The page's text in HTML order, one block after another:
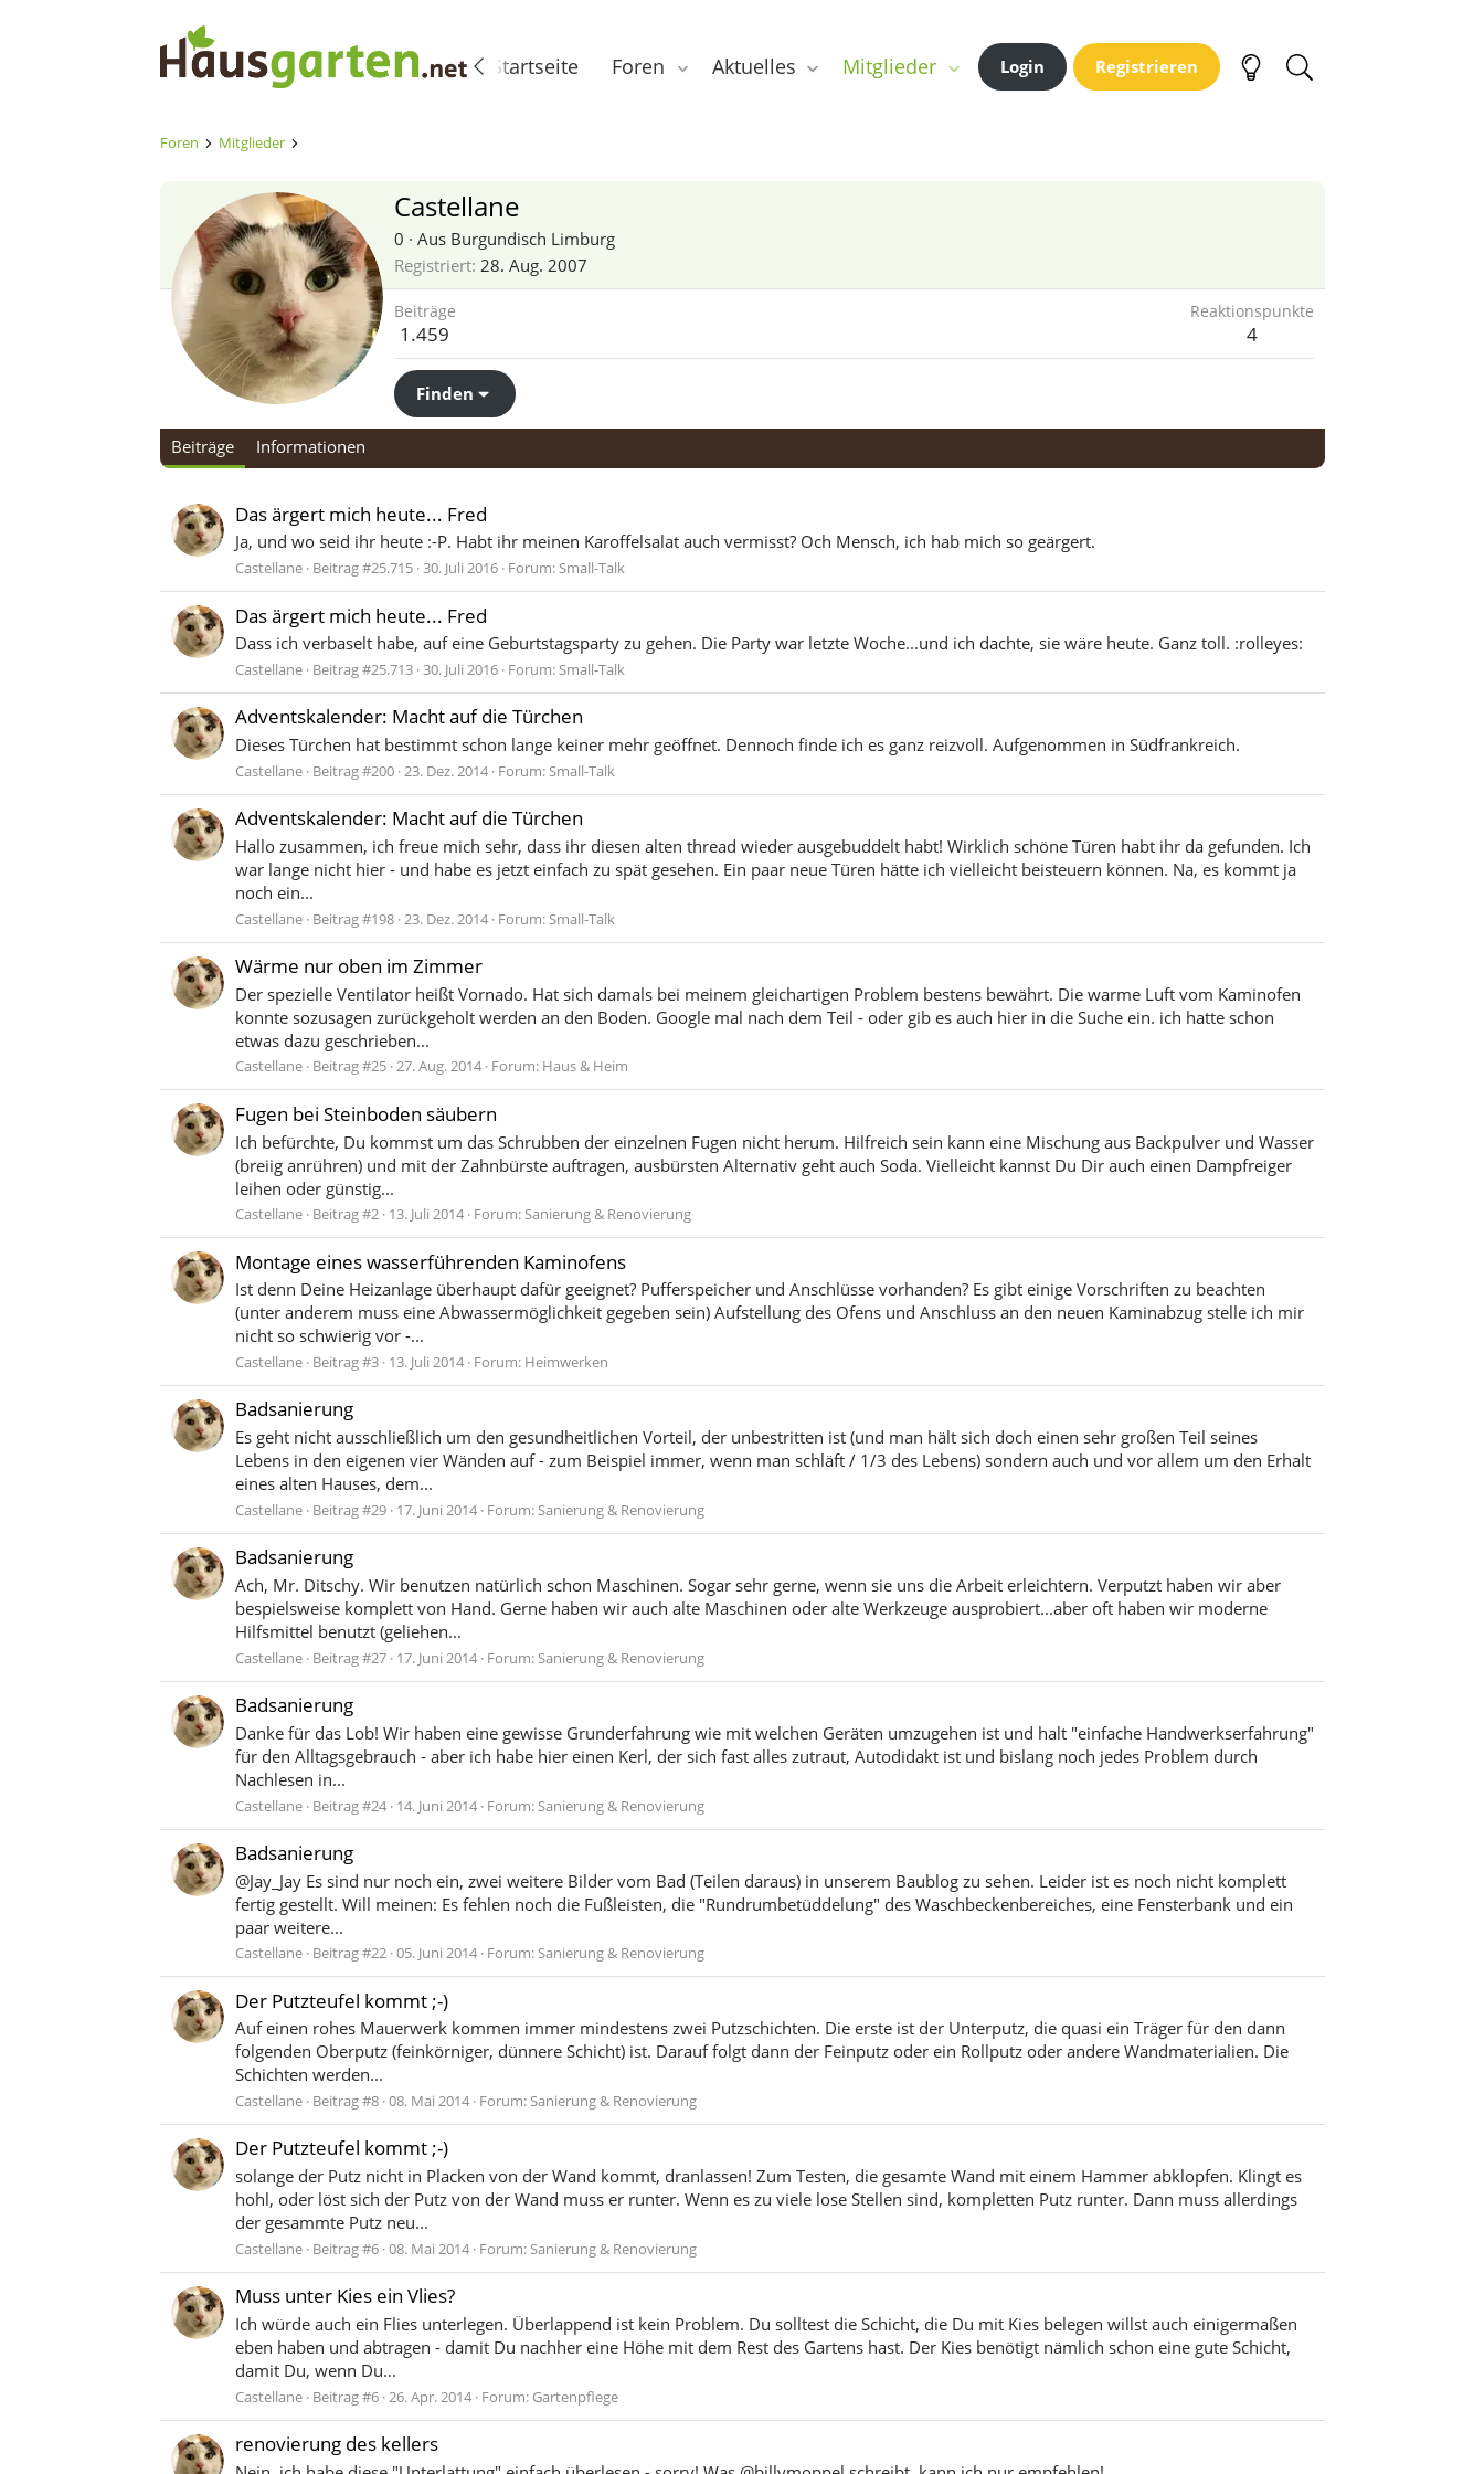
Startseite Foren Aktuelles Mitglieder Login Registrieren
Foren Mitglieder
Castellane
0 · Aus Burgundisch Limburg
Registriert 28. Aug. 2007
Beiträge
1.459
Reaktionspunkte
4
Finden
Beiträge Informationen
Das ärgert mich heute... Fred
Ja, und wo seid ihr heute :-P. Habt ihr meinen Karoffelsalat auch vermisst? Och Mensch, ich hab mich so geärgert.
Castellane Beitrag #25.715 30. Juli 2016 Forum:Small-Talk
Das ärgert mich heute... Fred
Dass ich verbaselt habe, auf eine Geburtstagsparty zu gehen. Die Party war letzte Woche...und ich dachte, sie wäre heute. Ganz toll. :rolleyes:
Castellane Beitrag #25.713 30. Juli 2016 Forum:Small-Talk
Adventskalender: Macht auf die Türchen
Dieses Türchen hat bestimmt schon lange keiner mehr geöffnet. Dennoch finde ich es ganz reizvoll. Aufgenommen in Südfrankreich.
Castellane Beitrag #200 23. Dez. 2014 Forum:Small-Talk
Adventskalender: Macht auf die Türchen
Hallo zusammen, ich freue mich sehr, dass ihr diesen alten thread wieder ausgebuddelt habt! Wirklich schöne Türen habt ihr da gefunden. Ich
war lange nicht hier - und habe es jetzt einfach zu spät gesehen. Ein paar neue Türen hätte ich vielleicht beisteuern können. Na, es kommt ja
noch ein...
Castellane Beitrag #198 23. Dez. 2014 Forum:Small-Talk
Wärme nur oben im Zimmer
Der spezielle Ventilator heißt Vornado. Hat sich damals bei meinem gleichartigen Problem bestens bewährt. Die warme Luft vom Kaminofen
konnte sozusagen zurückgeholt werden an den Boden. Google mal nach dem Teil - oder gib es auch hier in die Suche ein. ich hatte schon
etwas dazu geschrieben...
Castellane Beitrag #25 27. Aug. 2014 Forum: Haus & Heim
Fugen bei Steinboden säubern
Ich befürchte, Du kommst um das Schrubben der einzelnen Fugen nicht herum. Hilfreich sein kann eine Mischung aus Backpulver und Wasser
(breiig anrühren) und mit der Zahnbürste auftragen, ausbürsten Alternativ geht auch Soda. Vielleicht kannst Du Dir auch einen Dampfreiger
leihen oder günstig...
Castellane Beitrag #2 13. Juli 2014 Forum:Sanierung & Renovierung
Montage eines wasserführenden Kaminofens
Ist denn Deine Heizanlage überhaupt dafür geeignet? Pufferspeicher und Anschlüsse vorhanden? Es gibt einige Vorschriften zu beachten
(unter anderem muss eine Abwassermöglichkeit gegeben sein) Aufstellung des Ofens und Anschluss an den neuen Kaminabzug stelle ich mir
nicht so schwierig vor -...
Castellane Beitrag #3 13. Juli 2014 Forum: Heimwerken
Badsanierung
Es geht nicht ausschließlich um den gesundheitlichen Vorteil, der unbestritten ist (und man hält sich doch einen sehr großen Teil seines
Lebens in den eigenen vier Wänden auf - zum Beispiel immer, wenn man schläft / 1/3 des Lebens) sondern auch und vor allem um den Erhalt
eines alten Hauses, dem...
Castellane Beitrag #29 17. Juni 2014 Forum:Sanierung & Renovierung
Badsanierung
Ach, Mr. Ditschy. Wir benutzen natürlich schon Maschinen. Sogar sehr gerne, wenn sie uns die Arbeit erleichtern. Verputzt haben wir aber
bespielsweise komplett von Hand. Gerne haben wir auch alte Maschinen oder alte Werkzeuge ausprobiert...aber oft haben wir moderne
Hilfsmittel benutzt (geliehen...
Castellane Beitrag #27 17. Juni 2014 Forum:Sanierung & Renovierung
Badsanierung
Danke für das Lob! Wir haben eine gewisse Grunderfahrung wie mit welchen Geräten umzugehen ist und halt "einfache Handwerkserfahrung"
für den Alltagsgebrauch - aber ich habe hier einen Kerl, der sich fast alles zutraut, Autodidakt ist und bislang noch jedes Problem durch
Nachlesen in...
Castellane Beitrag #24 14. Juni 2014 Forum: Sanierung & Renovierung
Badsanierung
@Jay_Jay Es sind nur noch ein, zwei weitere Bilder vom Bad (Teilen daraus) in unserem Baublog zu sehen. Leider ist es noch nicht komplett
fertig gestellt. Will meinen: Es fehlen noch die Fußleisten, die "Rundrumbetüddelung" des Waschbeckenbereiches, eine Fensterbank und ein
paar weitere...
Castellane Beitrag #22 05. Juni 2014 Forum:Sanierung & Renovierung
Der Putzteufel kommt ;-)
Auf einen rohes Mauerwerk kommen immer mindestens zwei Putzschichten. Die erste ist der Unterputz, die quasi ein Träger für den dann
folgenden Oberputz (feinkörniger, dünnere Schicht) ist. Darauf folgt dann der Feinputz oder ein Rollputz oder andere Wandmaterialien. Die
Schichten werden...
Castellane Beitrag #8 08. Mai 2014 Forum:Sanierung & Renovierung
Der Putzteufel kommt ;-)
solange der Putz nicht in Placken von der Wand kommt, dranlassen! Zum Testen, die gesamte Wand mit einem Hammer abklopfen. Klingt es
hohl, oder löst sich der Putz von der Wand muss er runter. Wenn es zu viele lose Stellen sind, kompletten Putz runter. Dann muss allerdings
der gesammte Putz neu...
Castellane Beitrag #6 08. Mai 2014 Forum:Sanierung & Renovierung
Muss unter Kies ein Vlies?
Ich würde auch ein Flies unterlegen. Überlappend ist kein Problem. Du solltest die Schicht, die Du mit Kies belegen willst auch einigermaßen
eben haben und abtragen - damit Du nachher eine Höhe mit dem Rest des Gartens hast. Der Kies benötigt nämlich schon eine gute Schicht,
damit Du, wenn Du...
Castellane Beitrag #6 26. Apr. 2014 Forum: Gartenpflege
renovierung des kellers